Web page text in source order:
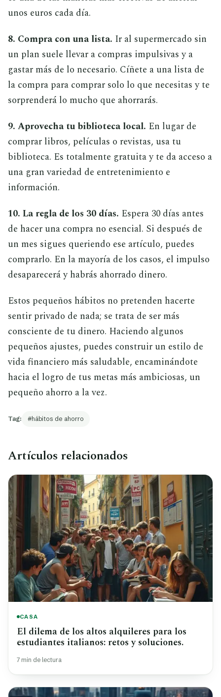
unos euros cada día.
8. Compra con una lista. Ir al supermercado sin
un plan suele llevar a compras impulsivas y a
gastar más de lo necesario. Cíñete a una lista de
la compra para comprar solo lo que necesitas y te
sorprenderá lo mucho que ahorrarás.
9. Aprovecha tu biblioteca local. En lugar de
comprar libros, películas o revistas, usa tu
biblioteca. Es totalmente gratuita y te da acceso a
una gran variedad de entretenimiento e
información.
10. La regla de los 30 días. Espera 30 días antes
de hacer una compra no esencial. Si después de
un mes sigues queriendo ese artículo, puedes
comprarlo. En la mayoría de los casos, el impulso
desaparecerá y habrás ahorrado dinero.
Estos pequeños hábitos no pretenden hacerte
sentir privado de nada; se trata de ser más
consciente de tu dinero. Haciendo algunos
pequeños ajustes, puedes construir un estilo de
vida financiero más saludable, encaminándote
hacia el logro de tus metas más ambiciosas, un
pequeño ahorro a la vez.
Tag: hábitos de ahorro
Artículos relacionados
CASA
El dilema de los altos alquileres para los
estudiantes italianos: retos y soluciones.
7 min de lectura